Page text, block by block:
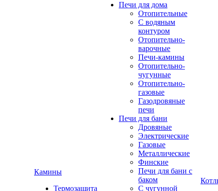
Камины
Термозащита
Печи для дома
Отопительные
C водяным
контуром
Отопительно-
варочные
Печи-камины
Отопительно-
чугунные
Отопительно-
газовые
Газодровяные
печи
Печи для бани
Дровяные
Электрические
Газовые
Металлические
Финские
Печи для бани с
баком
С чугунной